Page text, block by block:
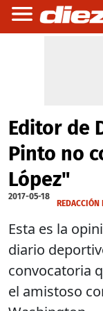
Editor de
Pinto no
López"
2017-05-18
REDACCIÓN
Esta es la
diario
convocatoria
el amistoso